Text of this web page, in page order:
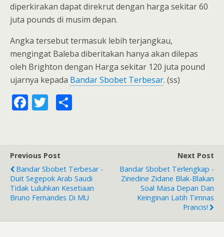
diperkirakan dapat direkrut dengan harga sekitar 60
juta pounds di musim depan.
Angka tersebut termasuk lebih terjangkau,
mengingat Baleba diberitakan hanya akan dilepas
oleh Brighton dengan Harga sekitar 120 juta pound
ujarnya kepada Bandar Sbobet Terbesar. (ss)
F
b
o
o
k
T
er
Previous Post
Bandar Sbobet Terbesar -
Duit Segepok Arab Saudi
Tidak Luluhkan Kesetiaan
Bruno Fernandes Di MU
Next Post
Bandar Sbobet Terlengkap -
Zinedine Zidane Blak-Blakan
Soal Masa Depan Dan
Keinginan Latih Timnas
Prancis!